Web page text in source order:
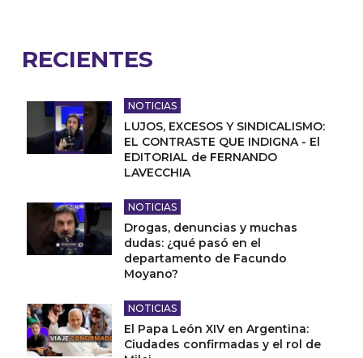
RECIENTES
NOTICIAS
LUJOS, EXCESOS Y SINDICALISMO:
EL CONTRASTE QUE INDIGNA - El
EDITORIAL de FERNANDO
LAVECCHIA
NOTICIAS
Drogas, denuncias y muchas
dudas: ¿qué pasó en el
departamento de Facundo
Moyano?
NOTICIAS
El Papa León XIV en Argentina:
Ciudades confirmadas y el rol de